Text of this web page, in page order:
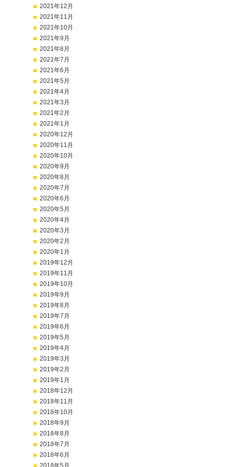
2021年12月
2021年11月
2021年10月
2021年9月
2021年8月
2021年7月
2021年6月
2021年5月
2021年4月
2021年3月
2021年2月
2021年1月
2020年12月
2020年11月
2020年10月
2020年9月
2020年8月
2020年7月
2020年6月
2020年5月
2020年4月
2020年3月
2020年2月
2020年1月
2019年12月
2019年11月
2019年10月
2019年9月
2019年8月
2019年7月
2019年6月
2019年5月
2019年4月
2019年3月
2019年2月
2019年1月
2018年12月
2018年11月
2018年10月
2018年9月
2018年8月
2018年7月
2018年6月
2018年5月